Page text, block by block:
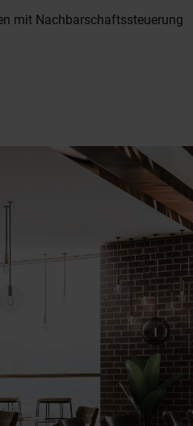
mit Nachbarschaftssteuerung